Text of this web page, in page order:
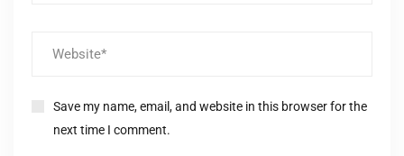
Save my name, email, and website in this browser for the
next time I comment.